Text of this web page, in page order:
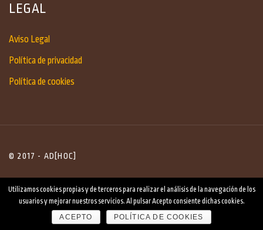
LEGAL
Aviso Legal
Política de privacidad
Política de cookies
© 2017 - AD[HOC]
Utilizamos cookies propias y de terceros para realizar el análisis de la navegación de los
usuarios y mejorar nuestros servicios. Al pulsar Acepto consiente dichas cookies.
ACEPTO
POLÍTICA DE COOKIES